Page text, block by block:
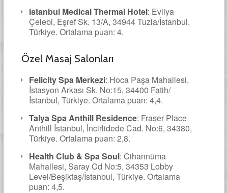
Istanbul Medical Thermal Hotel: Evliya
Çelebi, Eşref Sk. 13/A, 34944 Tuzla/İstanbul,
Türkiye. Ortalama puan: 4.
Özel Masaj Salonları
Felicity Spa Merkezi: Hoca Paşa Mahallesi,
İstasyon Arkası Sk. No:15, 34400 Fatih/
İstanbul, Türkiye. Ortalama puan: 4,4.
Talya Spa Anthill Residence: Fraser Place
Anthill İstanbul, İncirlidede Cad. No:6, 34380,
Türkiye. Ortalama puan: 2,8.
Health Club & Spa Soul: Cihannüma
Mahallesi, Saray Cd No:5, 34353 Lobby
Level/Beşiktaş/İstanbul, Türkiye. Ortalama
puan: 4,5.